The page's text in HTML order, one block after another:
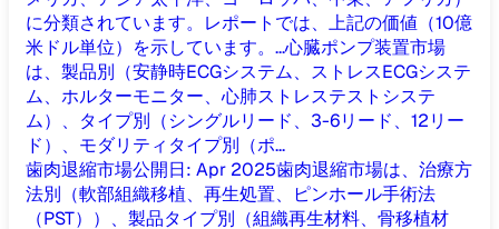
に分類されています。レポートでは、上記の価値（10億
米ドル単位）を示しています。...心臓ポンプ装置市場
は、製品別（安静時ECGシステム、ストレスECGシステ
ム、ホルターモニター、心肺ストレステストシステ
ム）、タイプ別（シングルリード、3-6リード、12リー
ド）、モダリティタイプ別（ポ...
歯肉退縮市場公開日: Apr 2025歯肉退縮市場は、治療方
法別（軟部組織移植、再生処置、ピンホール手術法
（PST））、製品タイプ別（組織再生材料、骨移植材